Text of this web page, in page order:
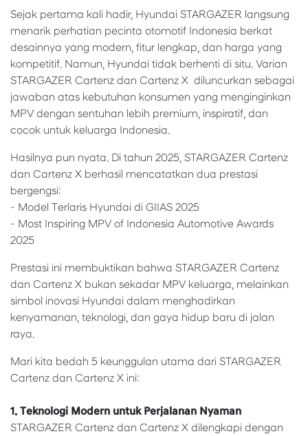
Sejak pertama kali hadir, Hyundai STARGAZER langsung
menarik perhatian pecinta otomotif Indonesia berkat
desainnya yang modern, fitur lengkap, dan harga yang
kompetitif. Namun, Hyundai tidak berhenti di situ. Varian
STARGAZER Cartenz dan Cartenz X diluncurkan sebagai
jawaban atas kebutuhan konsumen yang menginginkan
MPV dengan sentuhan lebih premium, inspiratif, dan
cocok untuk keluarga Indonesia.
Hasilnya pun nyata. Di tahun 2025, STARGAZER Cartenz
dan Cartenz X berhasil mencatatkan dua prestasi
bergengsi:
- Model Terlaris Hyundai di GIIAS 2025
- Most Inspiring MPV of Indonesia Automotive Awards
2025
Prestasi ini membuktikan bahwa STARGAZER Cartenz
dan Cartenz X bukan sekadar MPV keluarga, melainkan
simbol inovasi Hyundai dalam menghadirkan
kenyamanan, teknologi, dan gaya hidup baru di jalan
raya.
Mari kita bedah 5 keunggulan utama dari STARGAZER
Cartenz dan Cartenz X ini:
1. Teknologi Modern untuk Perjalanan Nyaman
STARGAZER Cartenz dan Cartenz X dilengkapi dengan